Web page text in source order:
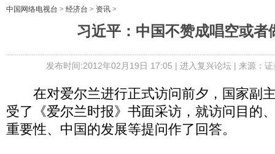
中国网络电视台 > 经济台 > 资讯 >
习近平：中国不赞成唱空或者
发布时间:2012年02月19日 17:05 | 进入复兴论坛| 来源：
在对爱尔兰进行正式访问前夕，国家副
受了《爱尔兰时报》书面采访，就访问目的
重要性、中国的发展等提问作了回答。